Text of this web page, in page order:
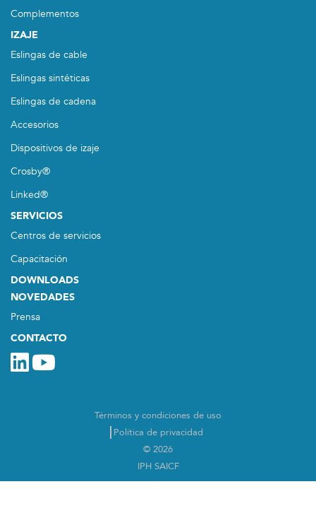
Complementos
IZAJE
Eslingas de cable
Eslingas sintéticas
Eslingas de cadena
Accesorios
Dispositivos de izaje
Crosby®
Linked®
SERVICIOS
Centros de servicios
Capacitación
DOWNLOADS
NOVEDADES
Prensa
CONTACTO
Términos y condiciones de uso
Política de privacidad
© 2026
IPH SAICF